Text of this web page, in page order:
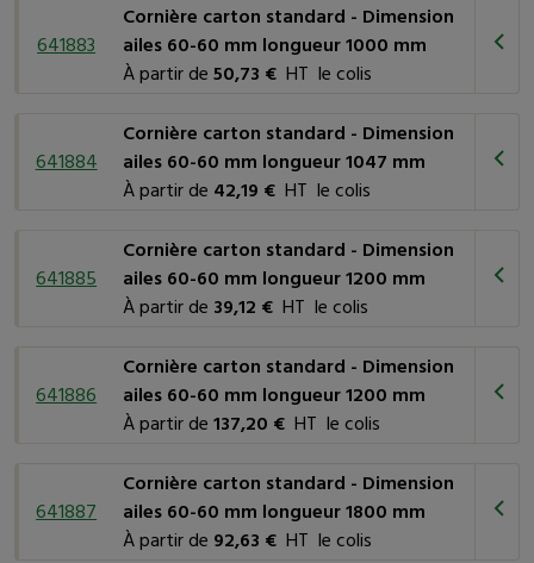
641883
Cornière carton standard - Dimension
ailes 60-60 mm longueur 1000 mm
À partir de50,73 € HT le colis
641884
Cornière carton standard - Dimension
ailes 60-60 mm longueur 1047 mm
À partir de 42,19 € HT le colis
641885
Cornière carton standard - Dimension
ailes 60-60 mm longueur 1200 mm
À partir de 39,12 € HT le colis
641886
Cornière carton standard - Dimension
ailes 60-60 mm longueur 1200 mm
À partir de137,20 € HT le colis
641887
Cornière carton standard - Dimension
ailes 60-60 mm longueur 1800 mm
À partir de 92,63 € HT le colis